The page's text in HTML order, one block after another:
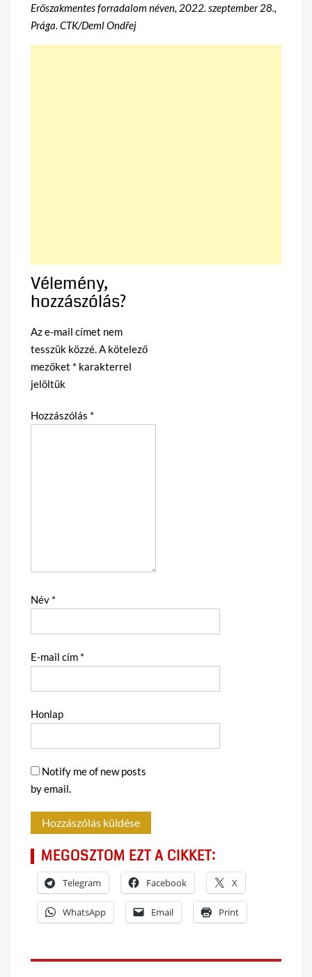
Erőszakmentes forradalom néven, 2022. szeptember 28.,
Prága. CTK/Deml Ondřej
Vélemény,
hozzászólás?
Az e-mail címet nem
tesszük közzé.A kötelező
mezőket * karakterrel
jelöltük
Hozzászólás *
Név *
E-mail cím *
Honlap
Notify me of new posts
by email.
MEGOSZTOM EZT A CIKKET:
Telegram Facebook X
WhatsApp Email Print